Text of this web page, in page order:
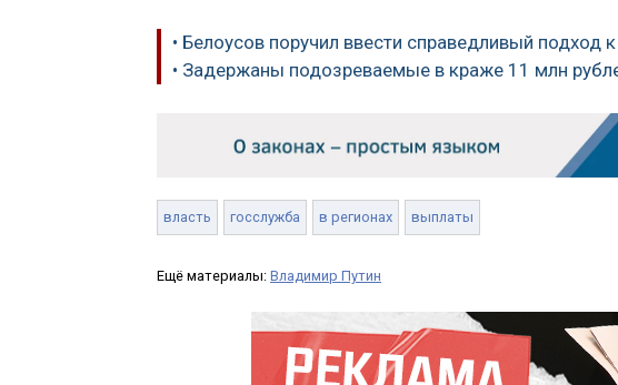
• Белоусов поручил ввести справедливый
• Задержаны подозреваемые в краже 11 млн
власть госслужба в регионах выплаты
Ещё материалы: Владимир Путин